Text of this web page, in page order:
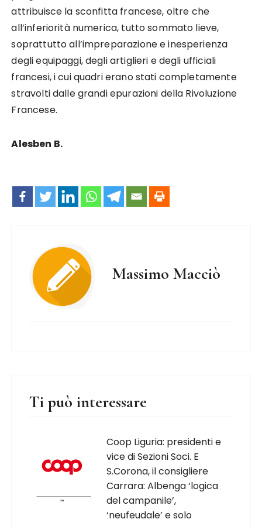
attribuisce la sconfitta francese, oltre che
all’inferiorità numerica, tutto sommato lieve,
soprattutto all’impreparazione e inesperienza
degli equipaggi, degli artiglieri e degli ufficiali
francesi, i cui quadri erano stati completamente
stravolti dalle grandi epurazioni della Rivoluzione
Francese.
Alesben B.
Massimo Macciò
Ti può interessare
Coop Liguria: presidenti e
vice di Sezioni Soci. E
S.Corona, il consigliere
Carrara: Albenga ‘logica
del campanile’,
‘neufeudale’ e solo